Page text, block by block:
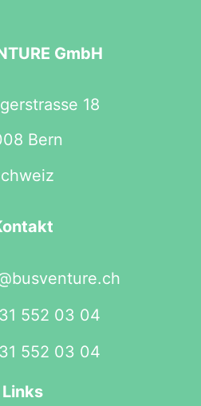
GmbH
18
Bern
552 03 04
552 03 04
Links